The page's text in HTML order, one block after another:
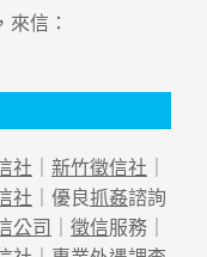
信：
社 ｜ 新竹徵信社 ｜
社 ｜優良抓姦諮詢
公司 ｜ 徵信服務｜